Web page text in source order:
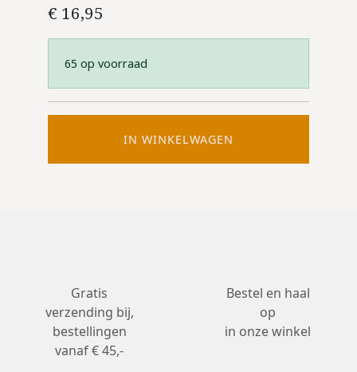
€ 16,95
65 op voorraad
IN WINKELWAGEN
Gratis
verzending bij,
bestellingen
vanaf € 45,-
Bestel en haal
op
in onze winkel